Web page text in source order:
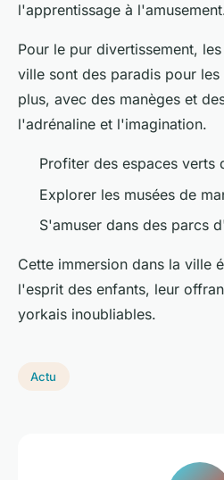
l'apprentissage à
Pour le pur divertissement, les
ville sont des paradis pour les
plus, avec des manèges et
l'adrénaline et l'imagination.
Profiter des espaces verts
Explorer les musées de
S'amuser dans des parcs
Cette immersion dans la ville
l'esprit des enfants, leur
yorkais inoubliables.
Actu